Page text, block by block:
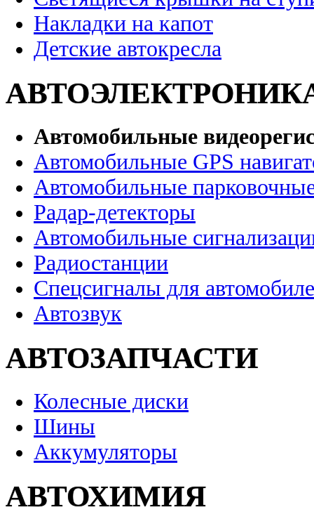
Накладки на капот
Детские автокресла
Автомобильные
Автомобильные GPS
Автомобильные
Радар-детекторы
Автомобильные
Радиостанции
Спецсигналы для
Автозвук
АВТОЗАПЧАСТИ
Колесные диски
Шины
Аккумуляторы
АВТОХИМИЯ